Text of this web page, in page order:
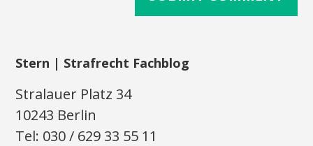
Stern | Strafrecht Fachblog
Stralauer Platz 34
10243 Berlin
Tel: 030 / 629 33 55 11